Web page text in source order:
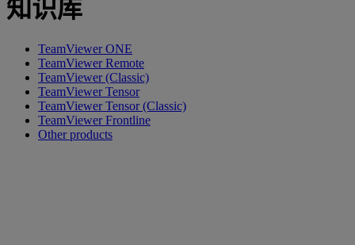
知识库
TeamViewer ONE
TeamViewer Remote
TeamViewer (Classic)
TeamViewer Tensor
TeamViewer Tensor (Classic)
TeamViewer Frontline
Other products